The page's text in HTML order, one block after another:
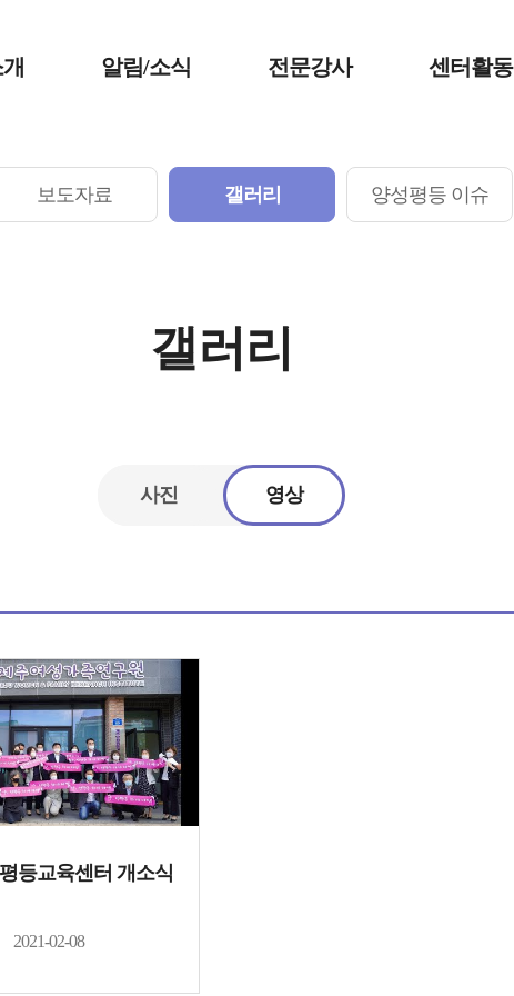
알림/소식 전문강사 센터활동
보도자료 갤러리 양성평등 이슈
갤러리
사진 영상
등교육센터 개소식
2021-02-08